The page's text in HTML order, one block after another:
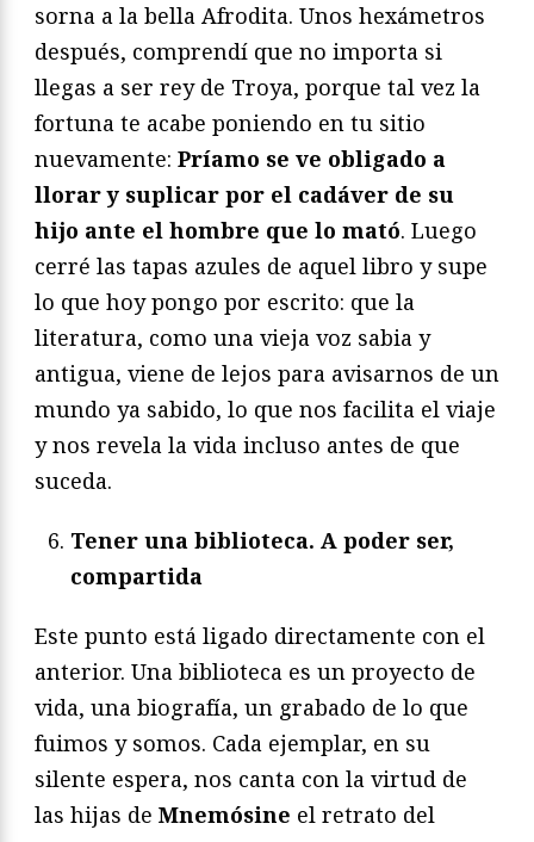
sorna a la bella Afrodita. Unos hexámetros
después, comprendí que no importa si
llegas a ser rey de Troya, porque tal vez la
fortuna te acabe poniendo en tu sitio
nuevamente: Príamo se ve obligado a
llorar y suplicar por el cadáver de su
hijo ante el hombre que lo mató. Luego
cerré las tapas azules de aquel libro y supe
lo que hoy pongo por escrito: que la
literatura, como una vieja voz sabia y
antigua, viene de lejos para avisarnos de un
mundo ya sabido, lo que nos facilita el viaje
y nos revela la vida incluso antes de que
suceda.
Tener una biblioteca. A poder ser,
compartida
Este punto está ligado directamente con el
anterior. Una biblioteca es un proyecto de
vida, una biografía, un grabado de lo que
fuimos y somos. Cada ejemplar, en su
silente espera, nos canta con la virtud de
las hijas de Mnemósine el retrato del